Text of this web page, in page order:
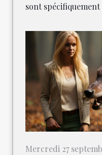
sont spécifiquement
Mercredi 27